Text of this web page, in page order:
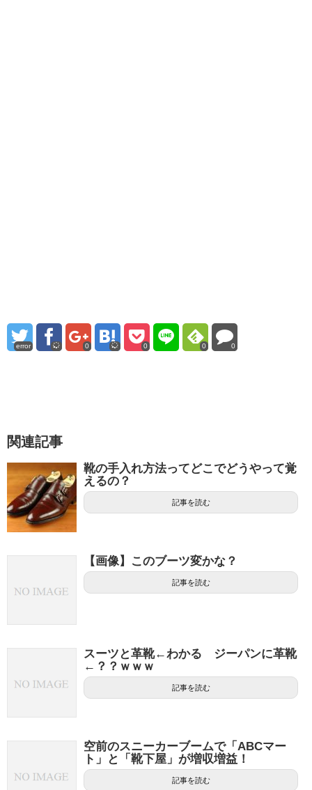
error 0 0 0 0
関連記事
靴の手入れ方法ってどこでどうやって覚
えるの？
記事を読む
【画像】このブーツ変かな？
記事を読む
スーツと革靴←わかる ジーパンに革靴
←？？ｗｗｗ
記事を読む
空前のスニーカーブームで「ABCマー
ト」と「靴下屋」が増収増益！
記事を読む